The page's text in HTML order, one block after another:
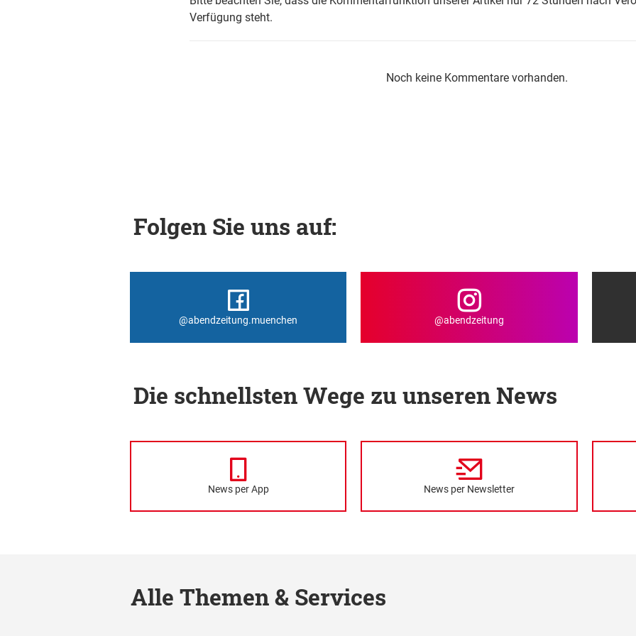
Verfügung steht.
Noch keine Kommentare vorhanden.
Folgen Sie uns auf:
@abendzeitung.muenchen @abendzeitung
Die schnellsten Wege zu unseren News
News per App News per Newsletter
Alle Themen & Services